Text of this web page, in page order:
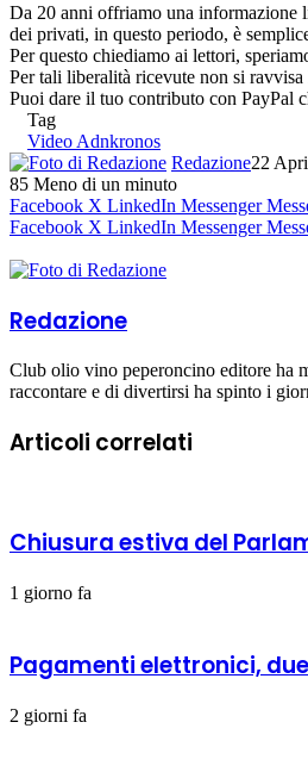
Da 20 anni offriamo una informazione
dei privati, in questo periodo, è
Per questo chiediamo ai lettori,
Per tali liberalità ricevute non si ravvisa
Puoi dare il tuo contributo con PayPal
Tag
Video Adnkronos
Redazione22
85 Meno di un minuto
Facebook X LinkedIn Messenger
Facebook X LinkedIn Messenger
Redazione
Club olio vino peperoncino editore ha
raccontare e di divertirsi ha spinto i
Articoli correlati
Chiusura estiva del
1 giorno fa
Pagamenti elettronici,
2 giorni fa